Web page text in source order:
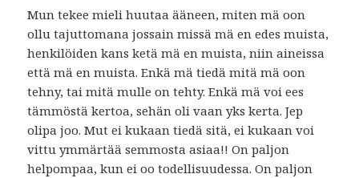
Mun tekee mieli huutaa ääneen, miten mä oon
ollu tajuttomana jossain missä mä en edes muista,
henkilöiden kans ketä mä en muista, niin aineissa
että mä en muista. Enkä mä tiedä mitä mä oon
tehny, tai mitä mulle on tehty. Enkä mä voi ees
tämmöstä kertoa, sehän oli vaan yks kerta. Jep
olipa joo. Mut ei kukaan tiedä sitä, ei kukaan voi
vittu ymmärtää semmosta asiaa!! On paljon
helpompaa, kun ei oo todellisuudessa. On paljon